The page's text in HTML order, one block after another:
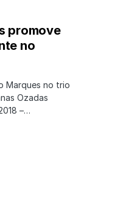
promove
no
Marques no trio
Ozadas
–…